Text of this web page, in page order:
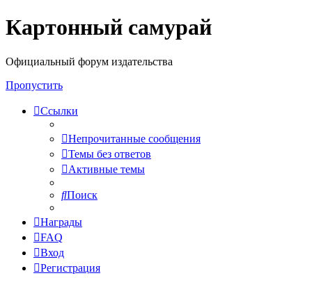
Регистрация
Картонный самурай
Официальный форум издательства
Пропустить
Ссылки
Непрочитанные сообщения
Темы без ответов
Активные темы
Поиск
Награды
FAQ
Вход
Регистрация